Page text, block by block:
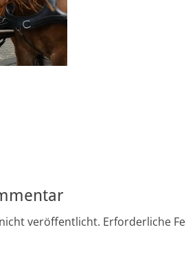
veröffentlicht. Erforderliche